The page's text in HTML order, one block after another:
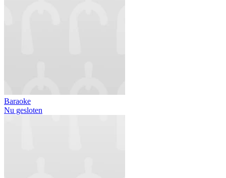
Baraoke
Nu gesloten